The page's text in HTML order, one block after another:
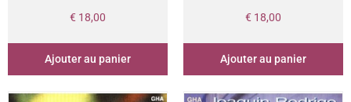
€ 18,00
Ajouter au panier
€ 18,00
Ajouter au panier